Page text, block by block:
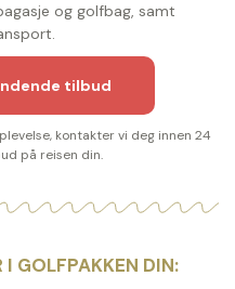
og golfbag, samt
tilbud
kontakter vi deg innen 24
på reisen din.
I GOLFPAKKEN DIN: